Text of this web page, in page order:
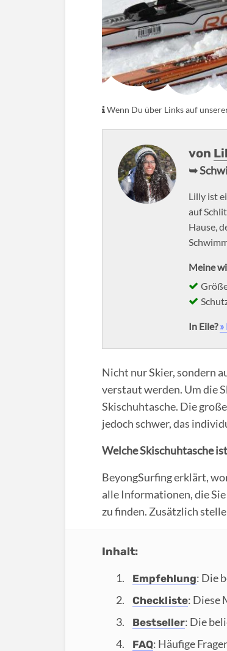
Wenn Du über Links auf
von
➥
Lilly ist
auf
Hause,
Meine
In Eile?
Nicht nur Skier, sondern
verstaut werden. Um die
Skischuhtasche. Die
jedoch schwer, das
Welche Skischuhtasche
BeyongSurfing erklärt,
alle Informationen, die
zu finden. Zusätzlich
Inhalt:
Empfehlung: Die
Checkliste: Diese
Bestseller: Die
FAQ: Häufige